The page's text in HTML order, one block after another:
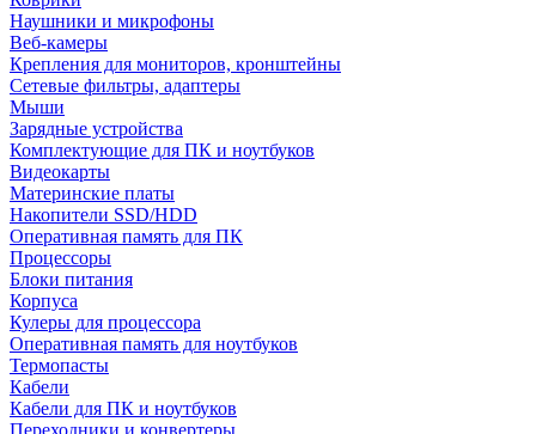
Наушники и микрофоны
Веб-камеры
Крепления для мониторов, кронштейны
Сетевые фильтры, адаптеры
Мыши
Зарядные устройства
Комплектующие для ПК и ноутбуков
Видеокарты
Материнские платы
Накопители SSD/HDD
Оперативная память для ПК
Процессоры
Блоки питания
Корпуса
Кулеры для процессора
Оперативная память для ноутбуков
Термопасты
Кабели
Кабели для ПК и ноутбуков
Переходники и конвертеры